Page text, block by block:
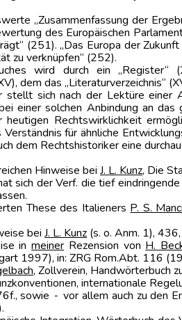
„Zusammenfassung der
des Europäischen
(251). „Das Europa der
zu verknüpfen“ (252).
wird durch ein „Register“
dem das „Literaturverzeichnis“
stellt sich nach der Lektüre
einer solchen Anbindung an
heutigen Rechtswirklichkeit
für ähnliche
dem Rechtshistoriker eine
Hinweise bei J. L. Kunz, Die
sich der Verf. die tief
These des Italieners P. S.
bei J. L. Kunz (s. o. Anm. 1),
inmeiner Rezension von H.
1997), in: ZRG Rom.Abt. 116
, Zollverein, Handwörterbuch
internationale
sowie ‑ vor allem auch zu den